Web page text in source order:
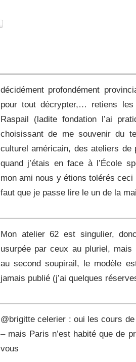
décidément profondément
pour tout décrypter,… retiens
Raspail (ladite fondation l’ai
choisissant de me souvenir du
culturel américain, des ateliers
quand j’étais en face à l’École
mon ami nous y étions tolérés ceci
faut que je passe lire le un de la
Mon atelier 62 est singulier,
usurpée par ceux au pluriel,
au second soupirail, le modèle
jamais publié (j’ai quelques
@brigitte celerier : oui les cours
– mais Paris n’est habité que de
vous